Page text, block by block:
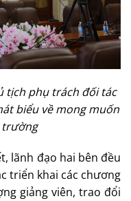
tịch phụ trách đối tác
biểu về mong muốn
trường
lãnh đạo hai bên đều
triển khai các chương
giảng viên, trao đổi